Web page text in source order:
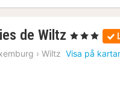
de Wiltz 1
natt
från
, 3 Stjärnor
› Wiltz Visa på